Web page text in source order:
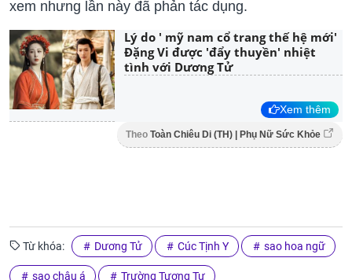
xem nhưng lần này đã phản tác dụng.
Lý do ' mỹ nam cổ trang thế hệ mới'
Đặng Vi được 'đẩy thuyền' nhiệt
tình với Dương Tử
Xem thêm
Theo Toàn Chiêu Di (TH) | Phụ Nữ Sức Khỏe
Từ khóa: Dương Tử Cúc Tịnh Y sao hoa ngữ
sao châu á Trường Tương Tư